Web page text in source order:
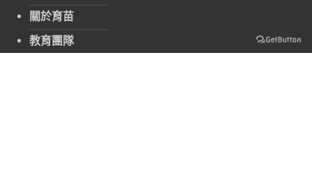
關於育苗
教育團隊